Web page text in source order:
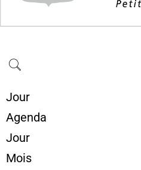
Jour
Agenda
Jour
Mois